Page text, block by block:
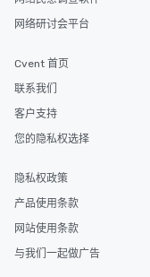
网络研讨会平台
Cvent 首页
联系我们
客户支持
您的隐私权选择
隐私权政策
产品使用条款
网站使用条款
与我们一起做广告